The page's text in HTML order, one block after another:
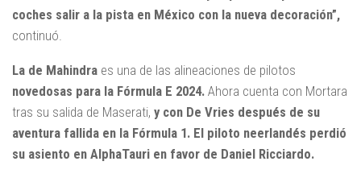
coches salir a la pista en México con la nueva decoración”,
continuó.
La de Mahindra es una de las alineaciones de pilotos
novedosas para la Fórmula E 2024. Ahora cuenta con Mortara
tras su salida de Maserati, y con De Vries después de su
aventura fallida en la Fórmula 1. El piloto neerlandés perdió
su asiento en AlphaTauri en favor de Daniel Ricciardo.